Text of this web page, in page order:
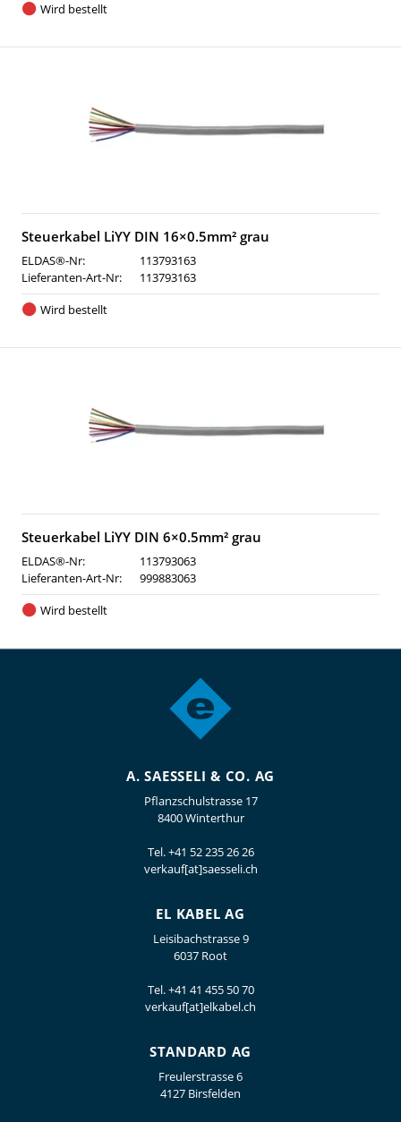
Wird bestellt
Steuerkabel LiYY DIN 16×0.5mm² grau
ELDAS®-Nr:
113793163
Lieferanten-Art-Nr:
113793163
Wird bestellt
Steuerkabel LiYY DIN 6×0.5mm² grau
ELDAS®-Nr:
113793063
Lieferanten-Art-Nr:
999883063
Wird bestellt
A. SAESSELI & CO. AG
Pflanzschulstrasse 17
8400 Winterthur
Tel.+41 52 235 26 26
verkauf[at]saesseli.ch
EL KABEL AG
Leisibachstrasse 9
6037 Root
Tel.+41 41 455 50 70
verkauf[at]elkabel.ch
STANDARD AG
Freulerstrasse 6
4127 Birsfelden